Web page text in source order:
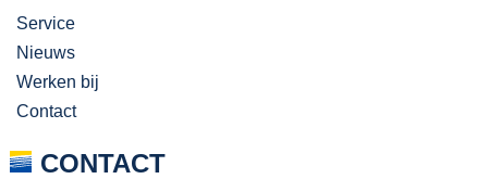
Service
Nieuws
Werken bij
Contact
CONTACT